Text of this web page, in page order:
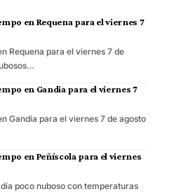
en Requena para el viernes 7
Requena para el viernes 7 de
en Gandia para el viernes 7
Gandia para el viernes 7 de agosto
en Peñíscola para el viernes
poco nuboso con temperaturas